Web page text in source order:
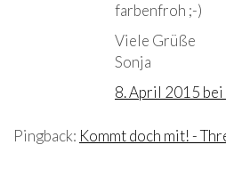
farbenfroh ;-)
Viele Grüße
Sonja
8. April 2015 bei
Pingback: Kommt doch mit! -